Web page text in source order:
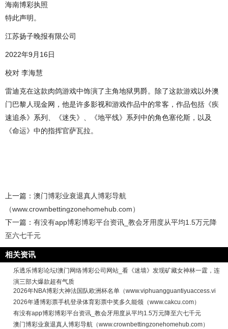
海南博彩执照
特此声明。
江苏扬子晚报有限公司
2022年9月16日
校对 李海慧
雷迪克在这款肉鸽游戏中饰演了主角地狱男爵。除了这款游戏以外澳
门巴黎人现金网，他是许多影视和游戏作品中的常客，作品包括《疾
速追杀》系列、《迷失》、《地平线》系列中的角色塞伦斯，以及
《命运》中的指挥官萨瓦拉。
上一篇： 澳门博彩业衰退真人博彩导航
（www.crownbettingzonehomehub.com）
下一篇： 有没有app博彩博彩平台资讯_教会牙用度从平均1.5万元降
至六七千元
相关资讯
乐透乐博彩论坛l澳门网络博彩公司网站_看《迷墙》发现矿藏女神林一霆，连
演三部大爆款超有气质
2026年NBA博彩大神法国队欧洲杯名单（www.viphuangguantiyuaccess.vi
2026年通博彩票手机登录体育彩票中奖多久能领（www.cakcu.com）
有没有app博彩博彩平台资讯_教会牙用度从平均1.5万元降至六七千元
澳门博彩业衰退真人博彩导航（www.crownbettingzonehomehub.com）